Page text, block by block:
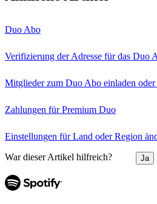
Duo Abo
Verifizierung der Adresse für das Duo
Mitglieder zum Duo Abo einladen oder
Zahlungen für Premium Duo
Einstellungen für Land oder Region
War dieser Artikel hilfreich? Ja